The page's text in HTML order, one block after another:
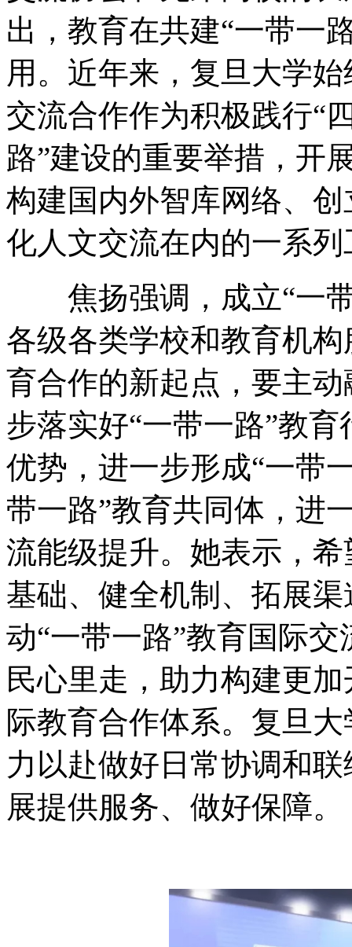
出，教育在共建“一带一
用。近年来，复旦大学
交流合作作为积极践行“
路”建设的重要举措，开
构建国内外智库网络、
化人文交流在内的一系列
焦扬强调，成立“一带
各级各类学校和教育机
育合作的新起点，要主
步落实好“一带一路”教
优势，进一步形成“一带
带一路”教育共同体，进
流能级提升。她表示，
基础、健全机制、拓展
动“一带一路”教育国际
民心里走，助力构建更
际教育合作体系。复旦
力以赴做好日常协调和
展提供服务、做好保障。